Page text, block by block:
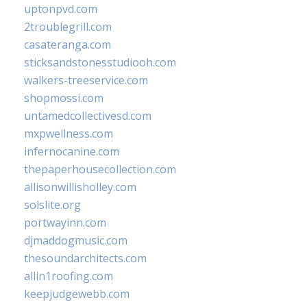
uptonpvd.com
2troublegrill.com
casateranga.com
sticksandstonesstudiooh.com
walkers-treeservice.com
shopmossi.com
untamedcollectivesd.com
mxpwellness.com
infernocanine.com
thepaperhousecollection.com
allisonwillisholley.com
solslite.org
portwayinn.com
djmaddogmusic.com
thesoundarchitects.com
allin1roofing.com
keepjudgewebb.com